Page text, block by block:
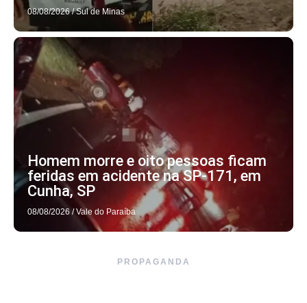
08/08/2026 / Sul de Minas
Homem morre e oito pessoas ficam
feridas em acidente na SP-171, em
Cunha, SP
08/08/2026 / Vale do Paraíba
PROPAGANDA